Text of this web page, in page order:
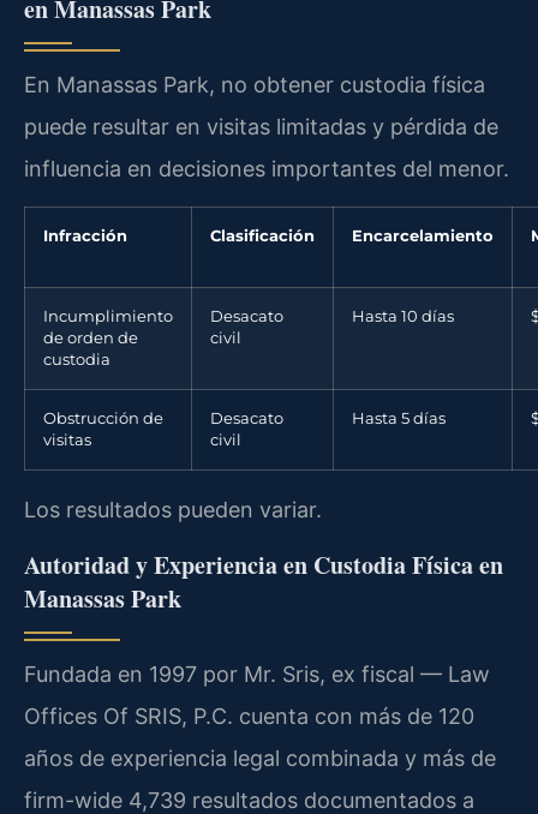
en Manassas Park
En Manassas Park, no obtener custodia física
puede resultar en visitas limitadas y pérdida de
influencia en decisiones importantes del menor.
Infracción Clasificación Encarcelamiento
Incumplimiento
de orden de
custodia
Desacato
civil
Hasta 10 días
Obstrucción de
visitas
Desacato
civil
Hasta 5 días
Los resultados pueden variar.
Autoridad y Experiencia en Custodia Física en
Manassas Park
Fundada en 1997 por Mr. Sris, ex fiscal — Law
Offices Of SRIS, P.C. cuenta con más de 120
años de experiencia legal combinada y más de
firm-wide 4,739 resultados documentados a